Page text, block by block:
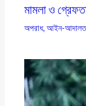
মামলা ও
অপরাধ,আইন-